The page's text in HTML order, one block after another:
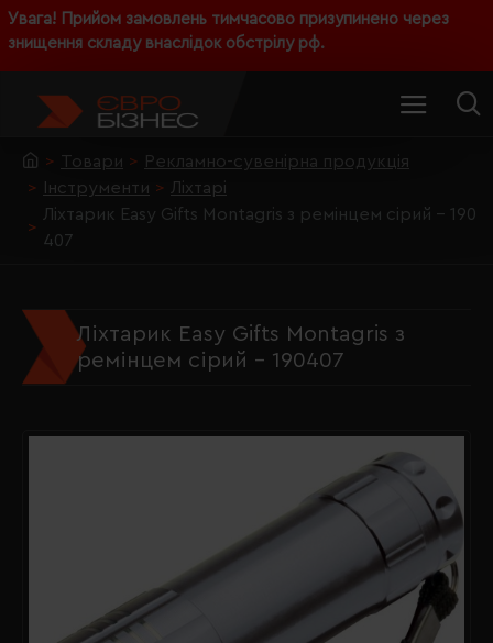
Увага! Прийом замовлень тимчасово призупинено через
знищення складу внаслідок обстрілу рф.
Товари
Рекламно-сувенірна продукція
Інструменти
Ліхтарі
Ліхтарик Easy Gifts Montagris з ремінцем сірий - 190
407
Ліхтарик Easy Gifts Montagris з
ремінцем сірий - 190407